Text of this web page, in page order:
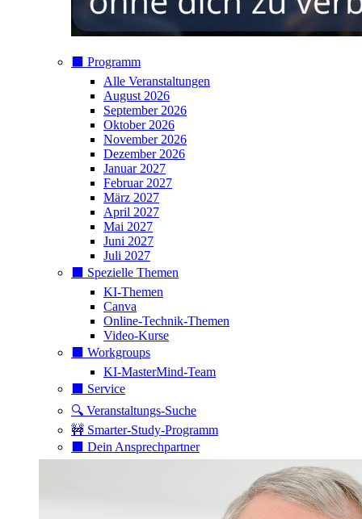
⬛️ Programm
Alle Veranstaltungen
August 2026
September 2026
Oktober 2026
November 2026
Dezember 2026
Januar 2027
Februar 2027
März 2027
April 2027
Mai 2027
Juni 2027
Juli 2027
⬛️ Spezielle Themen
KI-Themen
Canva
Online-Technik-Themen
Video-Kurse
⬛️ Workgroups
KI-MasterMind-Team
⬛️ Service
🔍 Veranstaltungs-Suche
🚧 Smarter-Study-Programm
⬛️ Dein Ansprechpartner